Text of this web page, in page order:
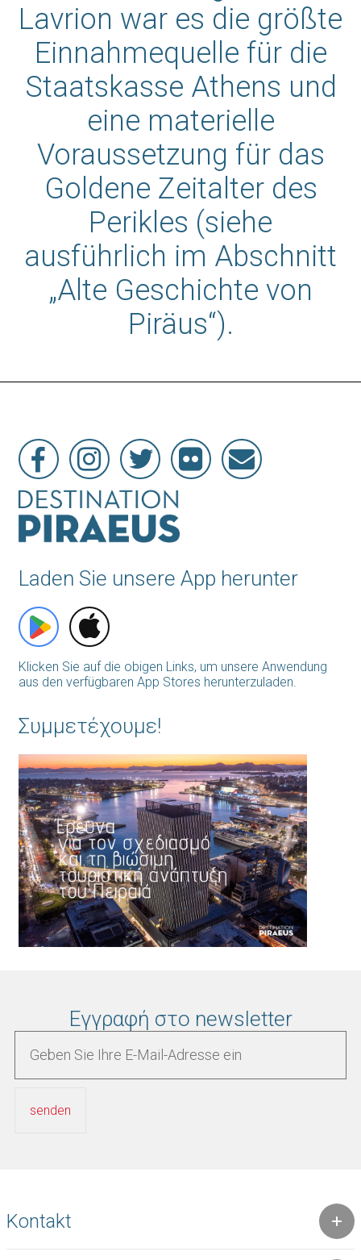
Lavrion war es die größte
Einnahmequelle für die
Staatskasse Athens und
eine materielle
Voraussetzung für das
Goldene Zeitalter des
Perikles (siehe
ausführlich im Abschnitt
„Alte Geschichte von
Piräus“).
Laden Sie unsere App herunter
Klicken Sie auf die obigen Links, um unsere Anwendung
aus den verfügbaren App Stores herunterzuladen.
Συμμετέχουμε!
Εγγραφή στο newsletter
Kontakt